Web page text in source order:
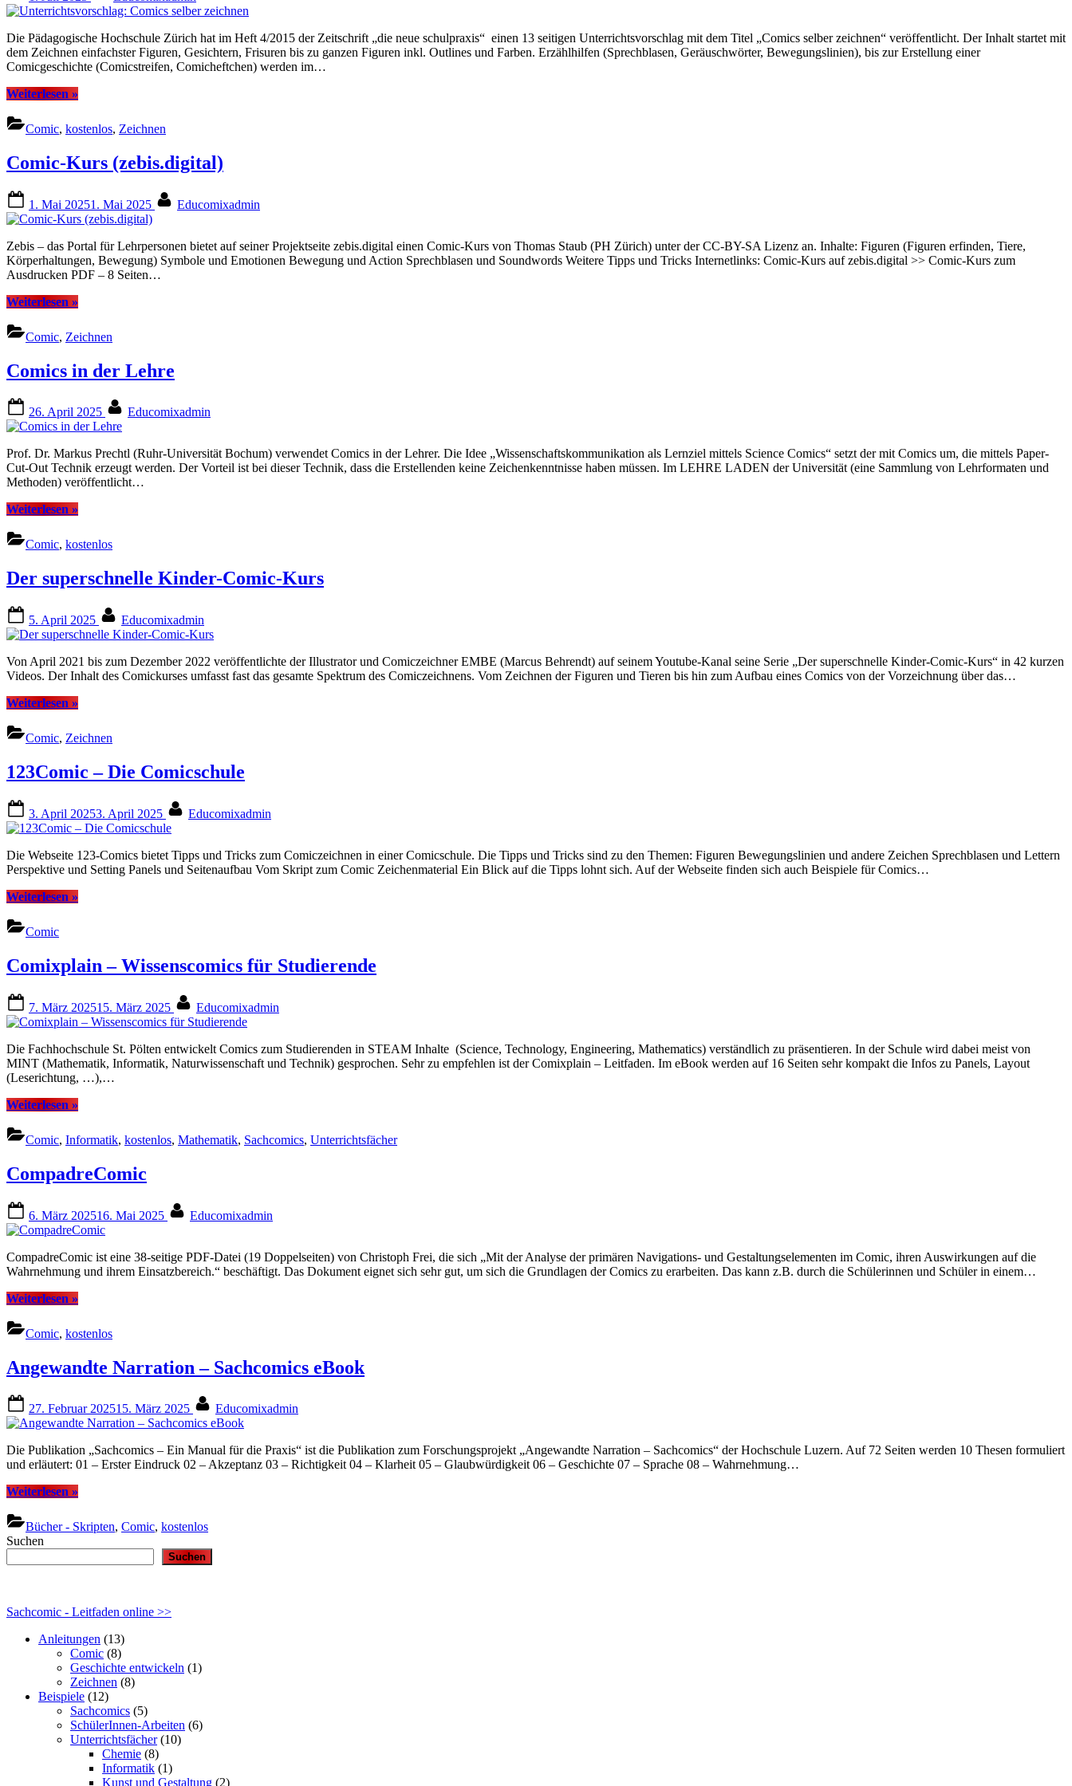
Die Pädagogische Hochschule Zürich hat im Heft 4/2015 der Zeitschrift „die neue schulpraxis“ einen 13 seitigen Unterrichtsvorschlag mit dem Titel „Comics selber zeichnen“ veröffentlicht. Der Inhalt startet mit
dem Zeichnen einfachster Figuren, Gesichtern, Frisuren bis zu ganzen Figuren inkl. Outlines und Farben. Erzählhilfen (Sprechblasen, Geräuschwörter, Bewegungslinien), bis zur Erstellung einer
Comicgeschichte (Comicstreifen, Comicheftchen) werden im…
Weiterlesen “Unterrichtsvorschlag:
selber
zeichnen”
»
Comic, kostenlos, Zeichnen
Comic-Kurs (zebis.digital)
on
1. Mai 20251. Mai 2025 Educomixadmin
Zebis – das Portal für Lehrpersonen bietet auf seiner Projektseite zebis.digital einen Comic-Kurs von Thomas Staub (PH Zürich) unter der CC-BY-SA Lizenz an. Inhalte: Figuren (Figuren erfinden, Tiere,
Körperhaltungen, Bewegung) Symbole und Emotionen Bewegung und Action Sprechblasen und Soundwords Weitere Tipps und Tricks Internetlinks: Comic-Kurs auf zebis.digital >> Comic-Kurs zum
Ausdrucken PDF – 8 Seiten…
Weiterlesen “Comic-
(zebis.digital)”
»
Comic, Zeichnen
Comics in der Lehre
on
26. April 2025 Educomixadmin
Prof. Dr. Markus Prechtl (Ruhr-Universität Bochum) verwendet Comics in der Lehrer. Die Idee „Wissenschaftskommunikation als Lernziel mittels Science Comics“ setzt der mit Comics um, die mittels Paper-
Cut-Out Technik erzeugt werden. Der Vorteil ist bei dieser Technik, dass die Erstellenden keine Zeichenkenntnisse haben müssen. Im LEHRE LADEN der Universität (eine Sammlung von Lehrformaten und
Methoden) veröffentlicht…
Weiterlesen “Comics
der
Lehre”
»
Comic, kostenlos
Der superschnelle Kinder-Comic-Kurs
on
5. April 2025 Educomixadmin
Von April 2021 bis zum Dezember 2022 veröffentlichte der Illustrator und Comiczeichner EMBE (Marcus Behrendt) auf seinem Youtube-Kanal seine Serie „Der superschnelle Kinder-Comic-Kurs“ in 42 kurzen
Videos. Der Inhalt des Comickurses umfasst fast das gesamte Spektrum des Comiczeichnens. Vom Zeichnen der Figuren und Tieren bis hin zum Aufbau eines Comics von der Vorzeichnung über das…
Weiterlesen “Der
Kinder-
Comic-
»
Comic, Zeichnen
123Comic – Die Comicschule
on
3. April 20253. April 2025 Educomixadmin
Die Webseite 123-Comics bietet Tipps und Tricks zum Comiczeichnen in einer Comicschule. Die Tipps und Tricks sind zu den Themen: Figuren Bewegungslinien und andere Zeichen Sprechblasen und Lettern
Perspektive und Setting Panels und Seitenaufbau Vom Skript zum Comic Zeichenmaterial Ein Blick auf die Tipps lohnt sich. Auf der Webseite finden sich auch Beispiele für Comics…
Weiterlesen “123Comic
»
Comic
Comixplain – Wissenscomics für Studierende
on
7. März 202515. März 2025 Educomixadmin
Die Fachhochschule St. Pölten entwickelt Comics zum Studierenden in STEAM Inhalte (Science, Technology, Engineering, Mathematics) verständlich zu präsentieren. In der Schule wird dabei meist von
MINT (Mathematik, Informatik, Naturwissenschaft und Technik) gesprochen. Sehr zu empfehlen ist der Comixplain – Leitfaden. Im eBook werden auf 16 Seiten sehr kompakt die Infos zu Panels, Layout
(Leserichtung, …),…
Weiterlesen “Comixplain
Wissenscomics
für
»
Comic, Informatik, kostenlos, Mathematik, Sachcomics, Unterrichtsfächer
CompadreComic
on
6. März 202516. Mai 2025 Educomixadmin
CompadreComic ist eine 38-seitige PDF-Datei (19 Doppelseiten) von Christoph Frei, die sich „Mit der Analyse der primären Navigations- und Gestaltungselementen im Comic, ihren Auswirkungen auf die
Wahrnehmung und ihrem Einsatzbereich.“ beschäftigt. Das Dokument eignet sich sehr gut, um sich die Grundlagen der Comics zu erarbeiten. Das kann z.B. durch die Schülerinnen und Schüler in einem…
Weiterlesen “CompadreComic”
»
Comic, kostenlos
Angewandte Narration – Sachcomics eBook
on
27. Februar 202515. März 2025 Educomixadmin
Die Publikation „Sachcomics – Ein Manual für die Praxis“ ist die Publikation zum Forschungsprojekt „Angewandte Narration – Sachcomics“ der Hochschule Luzern. Auf 72 Seiten werden 10 Thesen formuliert
und erläutert: 01 – Erster Eindruck 02 – Akzeptanz 03 – Richtigkeit 04 – Klarheit 05 – Glaubwürdigkeit 06 – Geschichte 07 – Sprache 08 – Wahrnehmung…
Weiterlesen “Angewandte
–
Sachcomics
eBook”
»
Bücher - Skripten, Comic, kostenlos
Suchen
Suchen
Sachcomic - Leitfaden online >>
Anleitungen (13)
Comic (8)
Geschichte entwickeln (1)
Zeichnen (8)
Beispiele (12)
Sachcomics (5)
SchülerInnen-Arbeiten (6)
Unterrichtsfächer(10)
Chemie (8)
Informatik (1)
Kunst und Gestaltung (2)